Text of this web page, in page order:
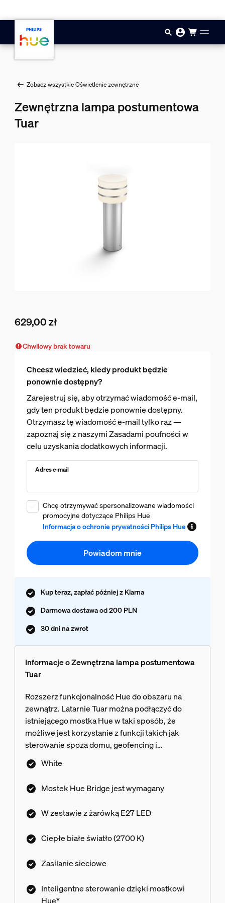
Zobacz wszystkie Oświetlenie zewnętrzne
Zewnętrzna lampa postumentowa
Tuar
629,00 zł
Chwilowy brak towaru
Chcesz wiedzieć, kiedy produkt będzie
ponownie dostępny?
Zarejestruj się, aby otrzymać wiadomość e-mail,
gdy ten produkt będzie ponownie dostępny.
Otrzymasz tę wiadomość e-mail tylko raz —
zapoznaj się z naszymi Zasadami poufności w
celu uzyskania dodatkowych informacji.
Adres e-mail
Chcę otrzymywać spersonalizowane wiadomości
promocyjne dotyczące Philips Hue
Informacja o ochronie prywatności Philips Hue
Powiadom mnie
Kup teraz, zapłać później z Klarna
Darmowa dostawa od 200 PLN
30 dni na zwrot
Informacje o Zewnętrzna lampa postumentowa
Tuar
Rozszerz funkcjonalność Hue do obszaru na
zewnątrz. Latarnie Tuar można podłączyć do
istniejącego mostka Hue w taki sposób, że
możliwe jest korzystanie z funkcji takich jak
sterowanie spoza domu, geofencing i
harmonogramy. Mostek Hue nie należy do
zestawu.
White
Mostek Hue Bridge jest wymagany
W zestawie z żarówką E27 LED
Ciepłe białe światło (2700 K)
Zasilanie sieciowe
Inteligentne sterowanie dzięki mostkowi
Hue*